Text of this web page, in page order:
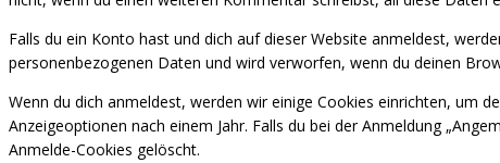
Falls du ein Konto hast und dich auf dieser Website anmeldest,
personenbezogenen Daten und wird verworfen, wenn du deinen
Wenn du dich anmeldest, werden wir einige Cookies einrichten, um
Anzeigeoptionen nach einem Jahr. Falls du bei der Anmeldung
Anmelde-Cookies gelöscht.